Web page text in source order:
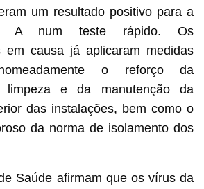
um resultado positivo para a
A num teste rápido. Os
em causa já aplicaram medidas
o reforço da
limpeza e da manutenção da
das instalações, bem como o
da norma de isolamento dos
Saúde afirmam que os vírus da